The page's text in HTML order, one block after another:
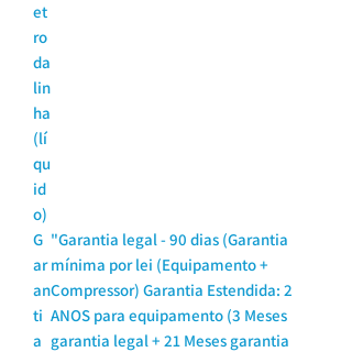
et
ro
da
lin
ha
(lí
qu
id
o)
G
ar
an
ti
a
"Garantia legal - 90 dias (Garantia
mínima por lei (Equipamento +
Compressor) Garantia Estendida: 2
ANOS para equipamento (3 Meses
garantia legal + 21 Meses garantia